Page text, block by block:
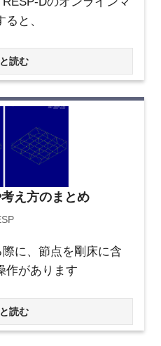
と、
読む
え方のまとめ
に、節点を剛床に含
作があります
読む